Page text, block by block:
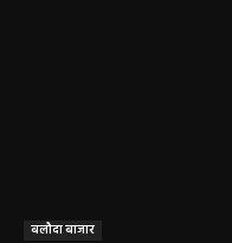
बलौदा बाजार